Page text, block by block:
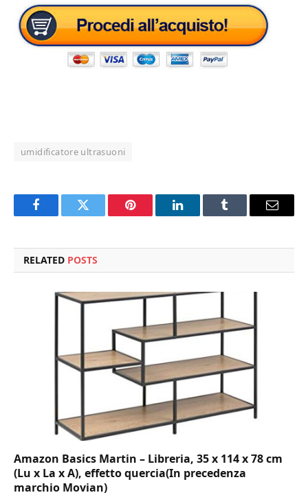
umidificatore ultrasuoni
FacebookTwitter Pinterest LinkedInTumblr Email
RELATED POSTS
Amazon Basics Martin – Libreria, 35 x 114 x 78 cm
(Lu x La x A), effetto quercia(In precedenza
marchio Movian)